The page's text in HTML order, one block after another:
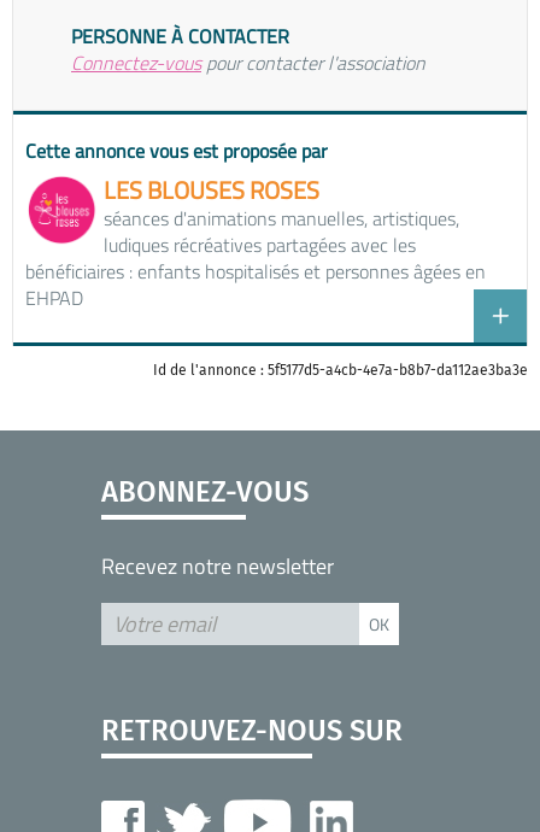
PERSONNE À CONTACTER
Connectez-vouspour contacter l'association
Cette annonce vous est proposée par
LES BLOUSES ROSES
séances d'animations manuelles, artistiques,
ludiques récréatives partagées avec les
bénéficiaires : enfants hospitalisés et personnes âgées en
EHPAD
Id de l'annonce : 5f5177d5-a4cb-4e7a-b8b7-da112ae3ba3e
ABONNEZ-VOUS
Recevez notre newsletter
RETROUVEZ-NOUS SUR